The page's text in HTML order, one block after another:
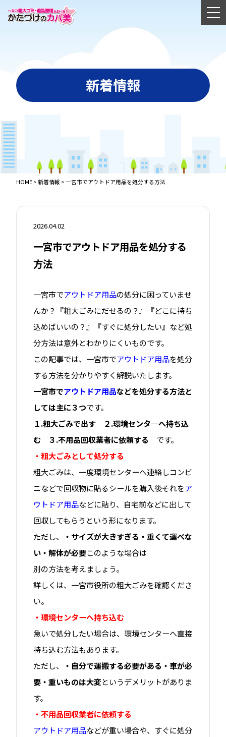
新着情報
HOME>新着情報 >一宮市でアウトドア用品を処分する方法
2026.04.02
一宮市でアウトドア用品を処分する
方法
一宮市でアウトドア用品の処分に困っていませ
んか？『粗大ごみにだせるの？』『どこに持ち
込めばいいの？』『すぐに処分したい』など処
分方法は意外とわかりにくいものです。
この記事では、一宮市でアウトドア用品を処分
する方法を分かりやすく解説いたします。
一宮市でアウトドア用品などを処分する方法と
しては主に３つです。
１.粗大ごみで出す ２.環境センタ―へ持ち込
む ３.不用品回収業者に依頼する です。
・粗大ごみとして処分する
粗大ごみは、一度環境センターへ連絡しコンビ
ニなどで回収物に貼るシールを購入後それをア
ウトドア用品などに貼り、自宅前などに出して
回収してもらうという形になります。
ただし、
・サイズが大きすぎる・重くて運べな
い・解体が必要このような場合は
別の方法を考えましょう。
詳しくは、一宮市役所の粗大ごみを確認くださ
い。
・環境センターへ持ち込む
急いで処分したい場合は、環境センターへ直接
持ち込む方法もあります。
ただし、
・自分で運搬する必要がある・車が必
要・重いものは大変というデメリットがありま
す。
・不用品回収業者に依頼する
アウトドア用品などが重い場合や、すぐに処分